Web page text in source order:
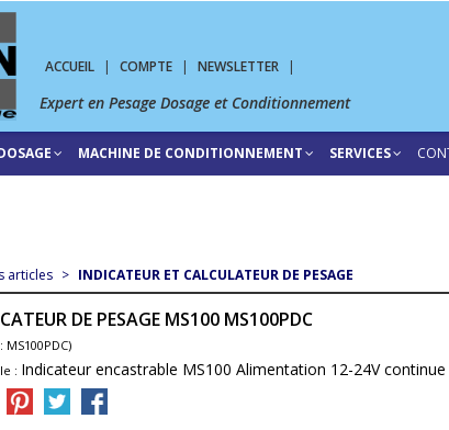
ACCUEIL | COMPTE | NEWSLETTER |
Expert en Pesage Dosage et Conditionnement
MACHINE DE CONDITIONNEMENT SERVICES
articles > INDICATEUR ET CALCULATEUR DE PESAGE
DE PESAGE MS100 MS100PDC
MS100PDC)
: Indicateur encastrable MS100 Alimentation 12-24V continue